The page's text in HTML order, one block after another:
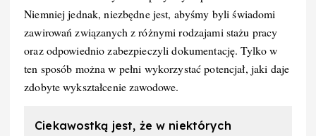
Niemniej jednak, niezbędne jest, abyśmy byli świadomi
zawirowań związanych z różnymi rodzajami stażu pracy
oraz odpowiednio zabezpieczyli dokumentację. Tylko w
ten sposób można w pełni wykorzystać potencjał, jaki daje
zdobyte wykształcenie zawodowe.
Ciekawostką jest, że w niektórych